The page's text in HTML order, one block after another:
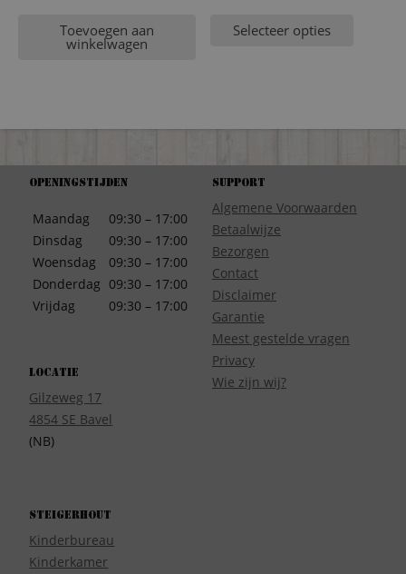
Toevoegen aan
winkelwagen
Selecteer opties
Openingstijden
Maandag
Dinsdag
Woensdag
Donderdag
Vrijdag
09:30 – 17:00
09:30 – 17:00
09:30 – 17:00
09:30 – 17:00
09:30 – 17:00
Locatie
Gilzeweg 17
4854 SE Bavel
(NB)
Support
Algemene Voorwaarden
Betaalwijze
Bezorgen
Contact
Disclaimer
Garantie
Meest gestelde vragen
Privacy
Wie zijn wij?
Steigerhout
Kinderbureau
Kinderkamer